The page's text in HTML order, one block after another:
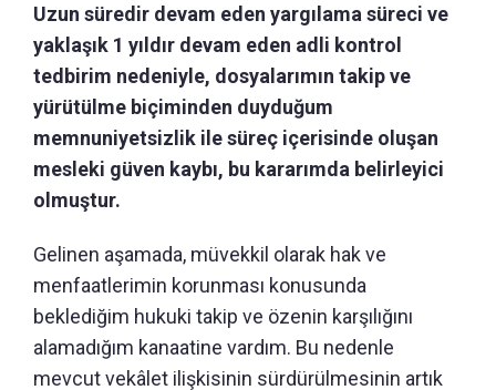
Uzun süredir devam eden yargılama süreci ve
yaklaşık 1 yıldır devam eden adli kontrol
tedbirim nedeniyle, dosyalarımın takip ve
yürütülme biçiminden duyduğum
memnuniyetsizlik ile süreç içerisinde oluşan
mesleki güven kaybı, bu kararımda belirleyici
olmuştur.
Gelinen aşamada, müvekkil olarak hak ve
menfaatlerimin korunması konusunda
beklediğim hukuki takip ve özenin karşılığını
alamadığım kanaatine vardım. Bu nedenle
mevcut vekâlet ilişkisinin sürdürülmesinin artık